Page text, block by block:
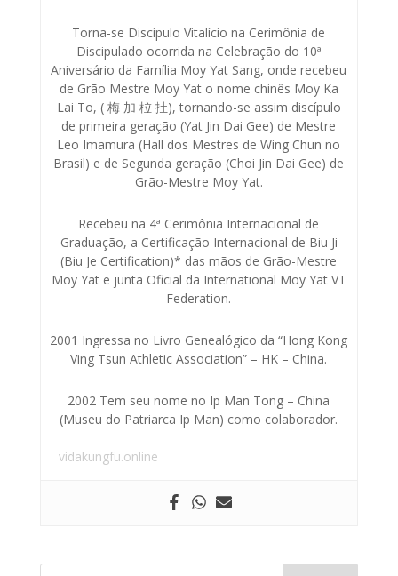
Torna-se Discípulo Vitalício na Cerimônia de
Discipulado ocorrida na Celebração do 10ª
Aniversário da Família Moy Yat Sang, onde recebeu
de Grão Mestre Moy Yat o nome chinês Moy Ka
Lai To, ( 梅 加 柆 扗), tornando-se assim discípulo
de primeira geração (Yat Jin Dai Gee) de Mestre
Leo Imamura (Hall dos Mestres de Wing Chun no
Brasil) e de Segunda geração (Choi Jin Dai Gee) de
Grão-Mestre Moy Yat.
Recebeu na 4ª Cerimônia Internacional de
Graduação, a Certificação Internacional de Biu Ji
(Biu Je Certification)* das mãos de Grão-Mestre
Moy Yat e junta Oficial da International Moy Yat VT
Federation.
2001 Ingressa no Livro Genealógico da “Hong Kong
Ving Tsun Athletic Association” – HK – China.
2002 Tem seu nome no Ip Man Tong – China
(Museu do Patriarca Ip Man) como colaborador.
vidakungfu.online